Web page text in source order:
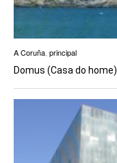
A Coruña principal
Domus (Casa do home)